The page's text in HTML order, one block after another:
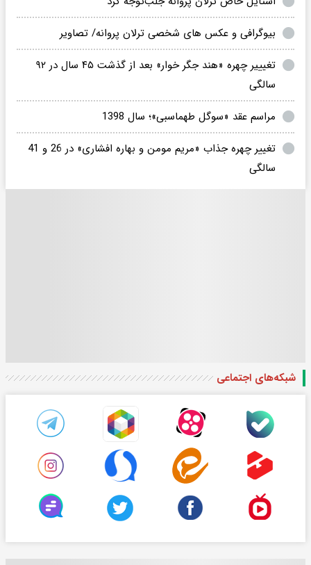
بیوگرافی و عکس های شخصی ترلان پروانه/ تصاویر
تغیییر چهره «هند جگر خوار» بعد از گذشت ۴۵ سال در ۹۲
سالگی
مراسم عقد «سوگل طهماسبی»؛ سال 1398
تغییر چهره جذاب «مریم مومن و بهاره افشاری» در 26 و 41
سالگی
شبکه‌های اجتماعی